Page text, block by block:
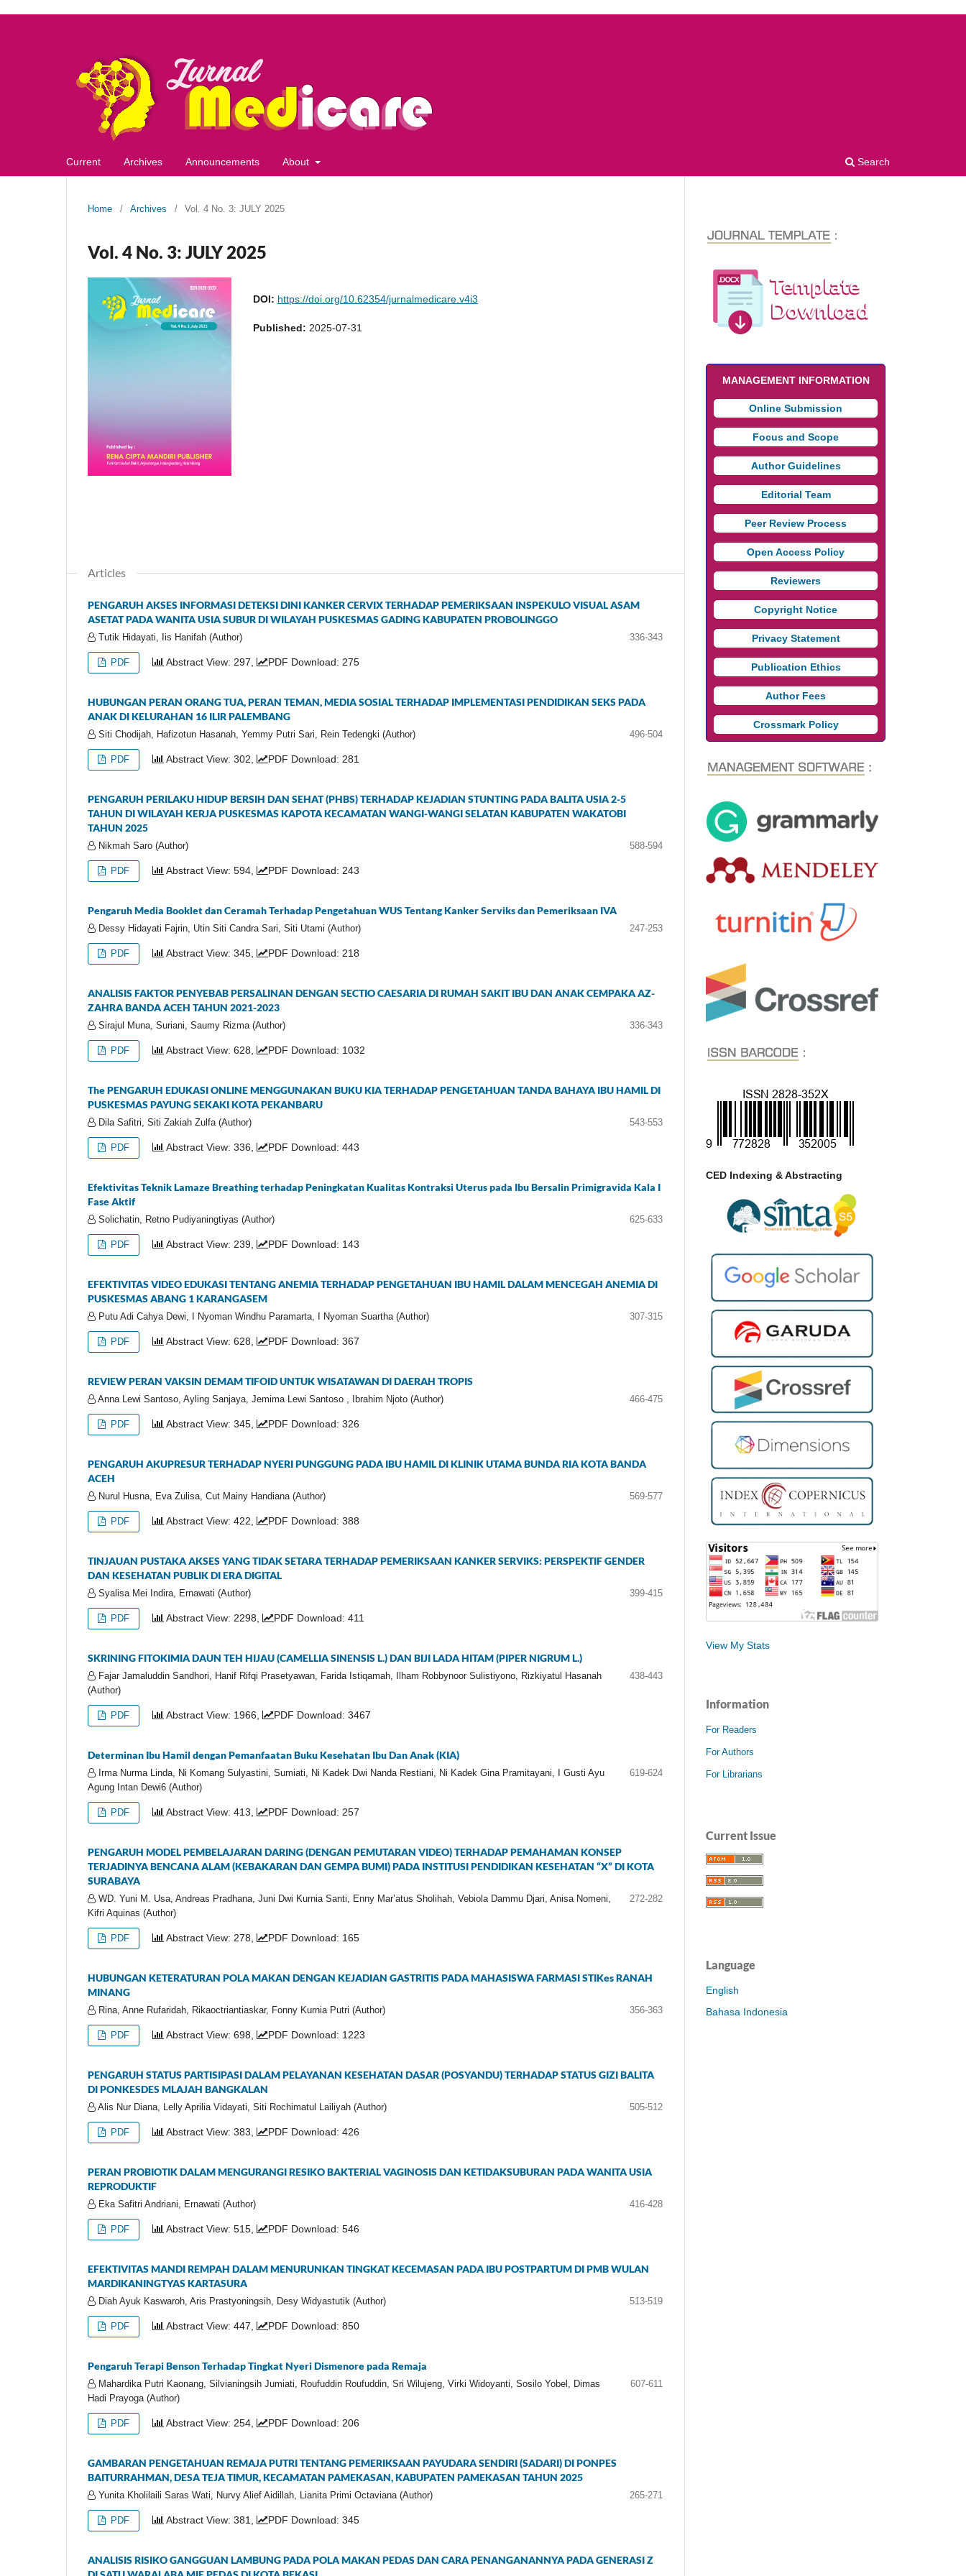
Current Archives Announcements About Search
Home / Archives / Vol. 4 No. 3: JULY 2025
Vol. 4 No. 3: JULY 2025
DOI: https://doi.org/10.62354/jurnalmedicare.v4i3
Published: 2025-07-31
Articles
PENGARUH AKSES INFORMASI DETEKSI DINI KANKER CERVIX TERHADAP PEMERIKSAAN INSPEKULO VISUAL ASAM
ASETAT PADA WANITA USIA SUBUR DI WILAYAH PUSKESMAS GADING KABUPATEN PROBOLINGGO
Tutik Hidayati, Iis Hanifah (Author) 336-343
PDF Abstract View: 297, PDF Download: 275
HUBUNGAN PERAN ORANG TUA, PERAN TEMAN, MEDIA SOSIAL TERHADAP IMPLEMENTASI PENDIDIKAN SEKS PADA
ANAK DI KELURAHAN 16 ILIR PALEMBANG
Siti Chodijah, Hafizotun Hasanah, Yemmy Putri Sari, Rein Tedengki (Author) 496-504
PDF Abstract View: 302, PDF Download: 281
PENGARUH PERILAKU HIDUP BERSIH DAN SEHAT (PHBS) TERHADAP KEJADIAN STUNTING PADA BALITA USIA 2-5
TAHUN DI WILAYAH KERJA PUSKESMAS KAPOTA KECAMATAN WANGI-WANGI SELATAN KABUPATEN WAKATOBI
TAHUN 2025
Nikmah Saro (Author) 588-594
PDF Abstract View: 594, PDF Download: 243
Pengaruh Media Booklet dan Ceramah Terhadap Pengetahuan WUS Tentang Kanker Serviks dan Pemeriksaan IVA
Dessy Hidayati Fajrin, Utin Siti Candra Sari, Siti Utami (Author) 247-253
PDF Abstract View: 345, PDF Download: 218
ANALISIS FAKTOR PENYEBAB PERSALINAN DENGAN SECTIO CAESARIA DI RUMAH SAKIT IBU DAN ANAK CEMPAKA AZ-
ZAHRA BANDA ACEH TAHUN 2021-2023
Sirajul Muna, Suriani, Saumy Rizma (Author) 336-343
PDF Abstract View: 628, PDF Download: 1032
The PENGARUH EDUKASI ONLINE MENGGUNAKAN BUKU KIA TERHADAP PENGETAHUAN TANDA BAHAYA IBU HAMIL DI
PUSKESMAS PAYUNG SEKAKI KOTA PEKANBARU
Dila Safitri, Siti Zakiah Zulfa (Author) 543-553
PDF Abstract View: 336, PDF Download: 443
Efektivitas Teknik Lamaze Breathing terhadap Peningkatan Kualitas Kontraksi Uterus pada Ibu Bersalin Primigravida Kala I
Fase Aktif
Solichatin, Retno Pudiyaningtiyas (Author) 625-633
PDF Abstract View: 239, PDF Download: 143
EFEKTIVITAS VIDEO EDUKASI TENTANG ANEMIA TERHADAP PENGETAHUAN IBU HAMIL DALAM MENCEGAH ANEMIA DI
PUSKESMAS ABANG 1 KARANGASEM
Putu Adi Cahya Dewi, I Nyoman Windhu Paramarta, I Nyoman Suartha (Author) 307-315
PDF Abstract View: 628, PDF Download: 367
REVIEW PERAN VAKSIN DEMAM TIFOID UNTUK WISATAWAN DI DAERAH TROPIS
Anna Lewi Santoso, Ayling Sanjaya, Jemima Lewi Santoso , Ibrahim Njoto (Author) 466-475
PDF Abstract View: 345, PDF Download: 326
PENGARUH AKUPRESUR TERHADAP NYERI PUNGGUNG PADA IBU HAMIL DI KLINIK UTAMA BUNDA RIA KOTA BANDA
ACEH
Nurul Husna, Eva Zulisa, Cut Mainy Handiana (Author) 569-577
PDF Abstract View: 422, PDF Download: 388
TINJAUAN PUSTAKA AKSES YANG TIDAK SETARA TERHADAP PEMERIKSAAN KANKER SERVIKS: PERSPEKTIF GENDER
DAN KESEHATAN PUBLIK DI ERA DIGITAL
Syalisa Mei Indira, Ernawati (Author) 399-415
PDF Abstract View: 2298, PDF Download: 411
SKRINING FITOKIMIA DAUN TEH HIJAU (CAMELLIA SINENSIS L.) DAN BIJI LADA HITAM (PIPER NIGRUM L.)
Fajar Jamaluddin Sandhori, Hanif Rifqi Prasetyawan, Farida Istiqamah, Ilham Robbynoor Sulistiyono, Rizkiyatul Hasanah
(Author)
438-443
PDF Abstract View: 1966, PDF Download: 3467
Determinan Ibu Hamil dengan Pemanfaatan Buku Kesehatan Ibu Dan Anak (KIA)
Irma Nurma Linda, Ni Komang Sulyastini, Sumiati, Ni Kadek Dwi Nanda Restiani, Ni Kadek Gina Pramitayani, I Gusti Ayu
Agung Intan Dewi6 (Author)
619-624
PDF Abstract View: 413, PDF Download: 257
PENGARUH MODEL PEMBELAJARAN DARING (DENGAN PEMUTARAN VIDEO) TERHADAP PEMAHAMAN KONSEP
TERJADINYA BENCANA ALAM (KEBAKARAN DAN GEMPA BUMI) PADA INSTITUSI PENDIDIKAN KESEHATAN “X” DI KOTA
SURABAYA
WD. Yuni M. Usa, Andreas Pradhana, Juni Dwi Kurnia Santi, Enny Mar’atus Sholihah, Vebiola Dammu Djari, Anisa Nomeni,
Kifri Aquinas (Author)
272-282
PDF Abstract View: 278, PDF Download: 165
HUBUNGAN KETERATURAN POLA MAKAN DENGAN KEJADIAN GASTRITIS PADA MAHASISWA FARMASI STIKes RANAH
MINANG
Rina, Anne Rufaridah, Rikaoctriantiaskar, Fonny Kurnia Putri (Author) 356-363
PDF Abstract View: 698, PDF Download: 1223
PENGARUH STATUS PARTISIPASI DALAM PELAYANAN KESEHATAN DASAR (POSYANDU) TERHADAP STATUS GIZI BALITA
DI PONKESDES MLAJAH BANGKALAN
Alis Nur Diana, Lelly Aprilia Vidayati, Siti Rochimatul Lailiyah (Author) 505-512
PDF Abstract View: 383, PDF Download: 426
PERAN PROBIOTIK DALAM MENGURANGI RESIKO BAKTERIAL VAGINOSIS DAN KETIDAKSUBURAN PADA WANITA USIA
REPRODUKTIF
Eka Safitri Andriani, Ernawati (Author) 416-428
PDF Abstract View: 515, PDF Download: 546
EFEKTIVITAS MANDI REMPAH DALAM MENURUNKAN TINGKAT KECEMASAN PADA IBU POSTPARTUM DI PMB WULAN
MARDIKANINGTYAS KARTASURA
Diah Ayuk Kaswaroh, Aris Prastyoningsih, Desy Widyastutik (Author) 513-519
PDF Abstract View: 447, PDF Download: 850
Pengaruh Terapi Benson Terhadap Tingkat Nyeri Dismenore pada Remaja
Mahardika Putri Kaonang, Silvianingsih Jumiati, Roufuddin Roufuddin, Sri Wilujeng, Virki Widoyanti, Sosilo Yobel, Dimas
Hadi Prayoga (Author)
607-611
PDF Abstract View: 254, PDF Download: 206
GAMBARAN PENGETAHUAN REMAJA PUTRI TENTANG PEMERIKSAAN PAYUDARA SENDIRI (SADARI) DI PONPES
BAITURRAHMAN, DESA TEJA TIMUR, KECAMATAN PAMEKASAN, KABUPATEN PAMEKASAN TAHUN 2025
Yunita Kholilaili Saras Wati, Nurvy Alief Aidillah, Lianita Primi Octaviana (Author) 265-271
PDF Abstract View: 381, PDF Download: 345
ANALISIS RISIKO GANGGUAN LAMBUNG PADA POLA MAKAN PEDAS DAN CARA PENANGANANNYA PADA GENERASI Z
MANAGEMENT INFORMATION
Online Submission
Focus and Scope
Author Guidelines
Editorial Team
Peer Review Process
Open Access Policy
Reviewers
Copyright Notice
Privacy Statement
Publication Ethics
Author Fees
Crossmark Policy
CED Indexing & Abstracting
View My Stats
Information
For Readers
For Authors
For Librarians
Current Issue
Language
English
Bahasa Indonesia